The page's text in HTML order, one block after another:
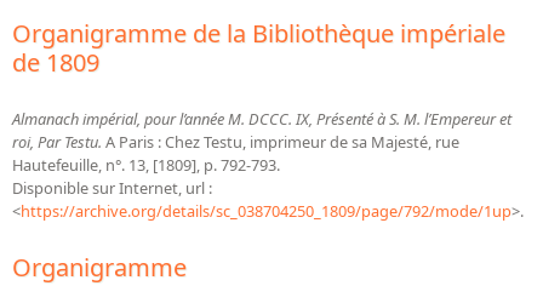
Organigramme de la Bibliothèque impériale
de 1809
Almanach impérial, pour l’année M. DCCC. IX, Présenté à S. M. l’Empereur et
roi, Par Testu. A Paris : Chez Testu, imprimeur de sa Majesté, rue
Hautefeuille, n°. 13, [1809], p. 792-793.
Disponible sur Internet, url :
<https://archive.org/details/sc_038704250_1809/page/792/mode/1up>.
Organigramme